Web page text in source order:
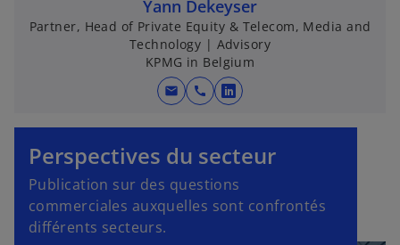
Yann Dekeyser
Partner, Head of Private Equity & Telecom, Media and
Technology | Advisory
KPMG in Belgium
mail call
s
u
v
r
Perspectives du secteur
Publication sur des questions
commerciales auxquelles sont confrontés
différents secteurs.
’
d
a
n
s